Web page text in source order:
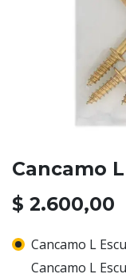
Cancamo
$ 2.600,00
Cancamo L
Cancamo L